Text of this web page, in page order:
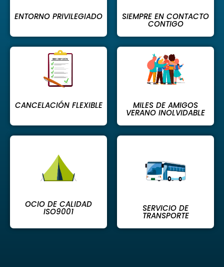
ENTORNO PRIVILEGIADO SIEMPRE EN CONTACTO
CONTIGO
CANCELACIÓN FLEXIBLE MILES DE AMIGOS
VERANO INOLVIDABLE
OCIO DE CALIDAD
ISO9001 SERVICIO DE
TRANSPORTE